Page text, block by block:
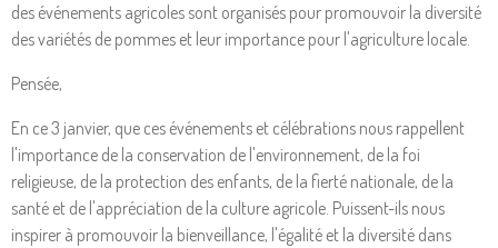
des événements agricoles sont organisés pour promouvoir la diversité
des variétés de pommes et leur importance pour l'agriculture locale.
Pensée,
En ce 3 janvier, que ces événements et célébrations nous rappellent
l'importance de la conservation de l'environnement, de la foi
religieuse, de la protection des enfants, de la fierté nationale, de la
santé et de l'appréciation de la culture agricole. Puissent-ils nous
inspirer à promouvoir la bienveillance, l'égalité et la diversité dans